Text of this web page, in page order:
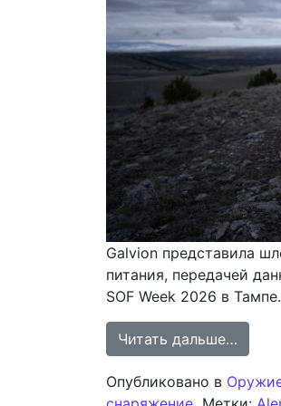
Galvion представила
питания, передачей
SOF Week 2026 в
Читать дальше…
Опубликовано в